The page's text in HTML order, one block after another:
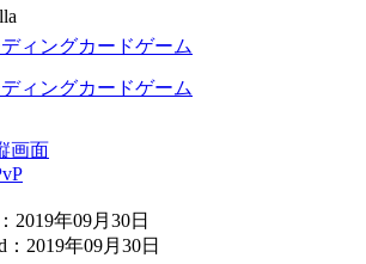
ディングカードゲーム
ディングカードゲーム
画面
2019年09月30日
：2019年09月30日